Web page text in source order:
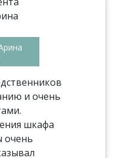
и очень
шкафа
очень